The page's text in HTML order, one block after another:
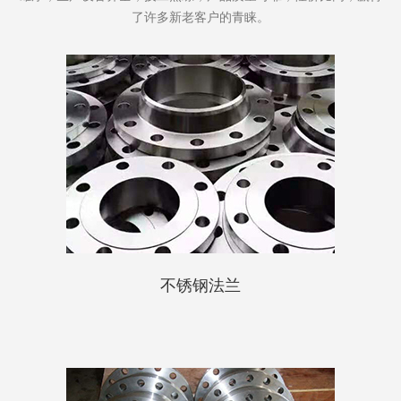
了许多新老客户的青睐。
不锈钢法兰